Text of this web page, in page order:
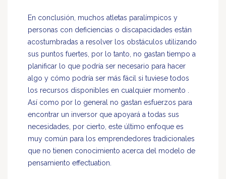
En conclusión, muchos atletas paralímpicos y
personas con deficiencias o discapacidades están
acostumbradas a resolver los obstáculos utilizando
sus puntos fuertes, por lo tanto, no gastan tiempo a
planificar lo que podría ser necesario para hacer
algo y cómo podría ser más fácil si tuviese todos
los recursos disponibles en cualquier momento .
Así como por lo general no gastan esfuerzos para
encontrar un inversor que apoyará a todas sus
necesidades, por cierto, este último enfoque es
muy común para los emprendedores tradicionales
que no tienen conocimiento acerca del modelo de
pensamiento effectuation.